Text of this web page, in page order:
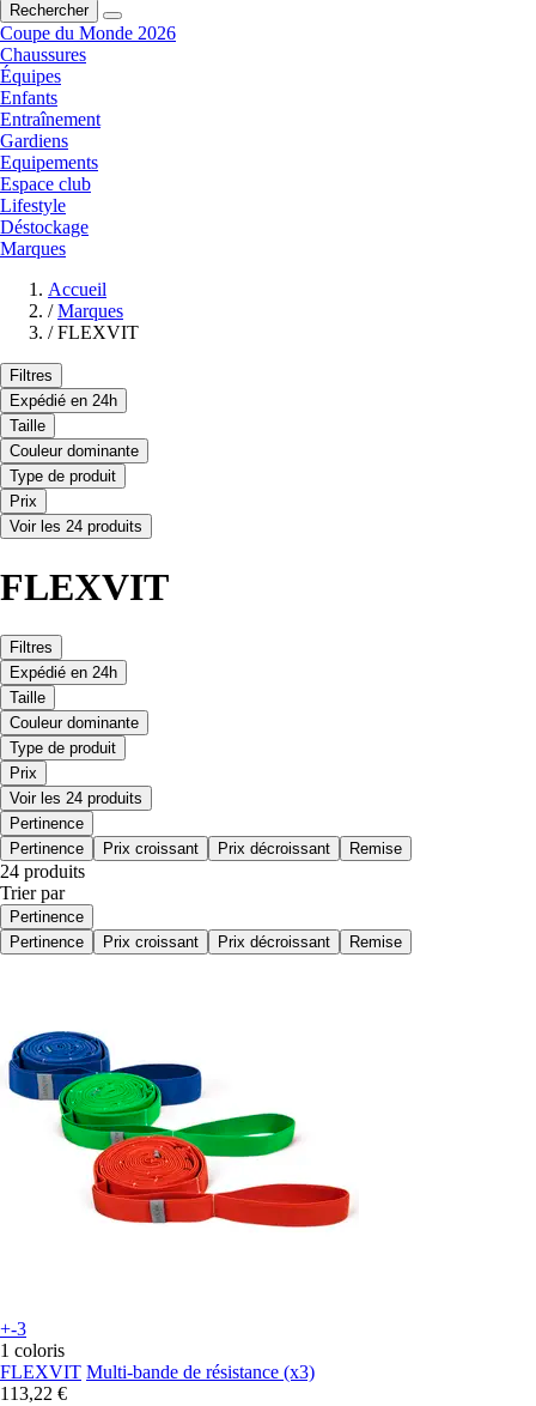
Rechercher
Coupe du Monde 2026
Chaussures
Équipes
Enfants
Entraînement
Gardiens
Equipements
Espace club
Lifestyle
Déstockage
Marques
Accueil
/ Marques
/ FLEXVIT
Filtres
Expédié en 24h
Taille
Couleur dominante
Type de produit
Prix
Voir les 24 produits
FLEXVIT
Filtres
Expédié en 24h
Taille
Couleur dominante
Type de produit
Prix
Voir les 24 produits
Pertinence
Pertinence
Prix croissant Prix décroissant Remise
24 produits
Trier par
Pertinence
Pertinence
Prix croissant Prix décroissant Remise
+-3
1 coloris
FLEXVIT Multi-bande de résistance (x3)
113,22 €